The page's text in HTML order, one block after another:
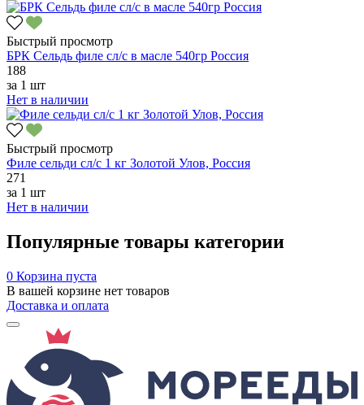
Быстрый просмотр
БРК Сельдь филе сл/с в масле 540гр Россия
188
за 1 шт
Нет в наличии
Быстрый просмотр
Филе сельди сл/с 1 кг Золотой Улов, Россия
271
за 1 шт
Нет в наличии
Популярные товары категории
0 Корзина пуста
В вашей корзине нет товаров
Доставка и оплата